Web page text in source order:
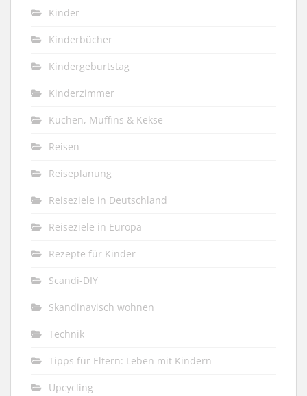
Kinder
Kinderbücher
Kindergeburtstag
Kinderzimmer
Kuchen, Muffins & Kekse
Reisen
Reiseplanung
Reiseziele in Deutschland
Reiseziele in Europa
Rezepte für Kinder
Scandi-DIY
Skandinavisch wohnen
Technik
Tipps für Eltern: Leben mit Kindern
Upcycling